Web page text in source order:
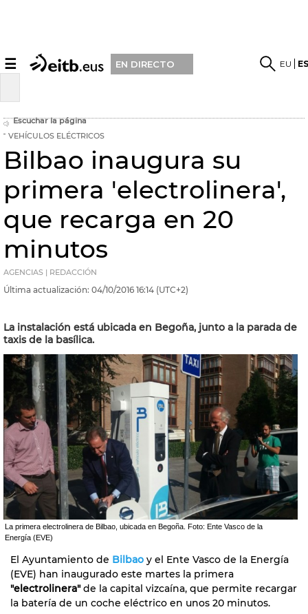
☰ EN DIRECTO EU
Escuchar la página
VEHÍCULOS ELÉCTRICOS
Bilbao inaugura su
primera 'electrolinera',
que recarga en 20
minutos
AGENCIAS | REDACCIÓN
Última actualización: 04/10/2016 16:14 (UTC+2)
La instalación está ubicada en Begoña, junto a la parada de
taxis de la basílica.
La primera electrolinera de Bilbao, ubicada en Begoña. Foto: Ente Vasco de la
Energía (EVE)
El Ayuntamiento de Bilbao y el Ente Vasco de la Energía
(EVE) han inaugurado este martes la primera
"electrolinera"de la capital vizcaína, que permite recargar
la batería de un coche eléctrico en unos 20 minutos.